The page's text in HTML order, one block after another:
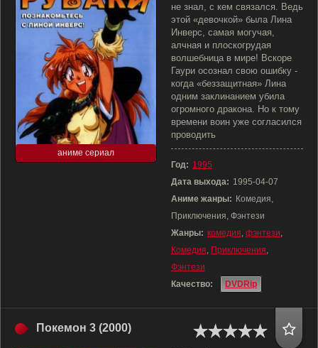
аниме сериал
не знал, с кем связался. Ведь
этой «девочкой» была Лина
Инверс, самая могучая,
алчная и плоскогрудая
волшебница в мире! Вскоре
Гаури осознал свою ошибку -
когда «беззащитная» Лина
одним заклинанием убила
огромного дракона. Но к тому
времени воин уже согласился
проводить
Год: 1995
Дата выхода: 1995-04-07
Аниме жанры: Комедия,
Приключения, Фэнтези
Жанры: комедия, фэнтези,
Комедия, Приключения,
Фэнтези
Качество:
DVDRip
Покемон 3 (2000)